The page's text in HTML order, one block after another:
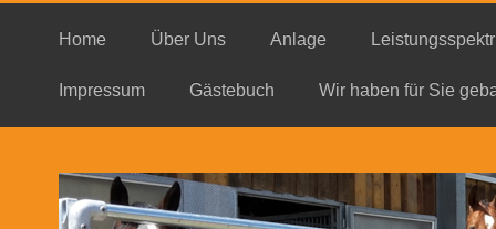
Home Über Uns Anlage
Impressum Gästebuch Wir haben für Sie